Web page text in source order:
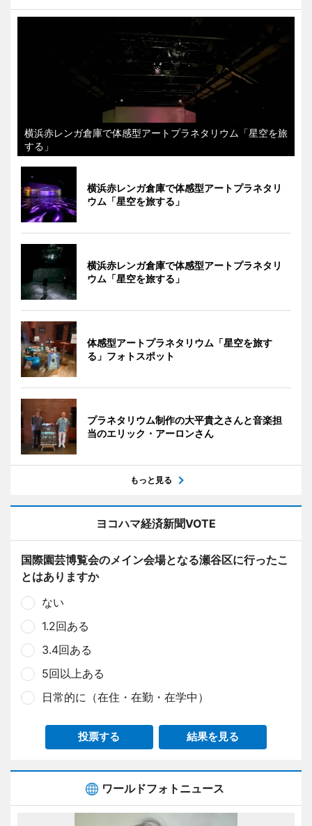
横浜赤レンガ倉庫で体感型アートプラネタリウム「星空を旅
する」
横浜赤レンガ倉庫で体感型アートプラネタリ
ウム「星空を旅する」
横浜赤レンガ倉庫で体感型アートプラネタリ
ウム「星空を旅する」
体感型アートプラネタリウム「星空を旅す
る」フォトスポット
プラネタリウム制作の大平貴之さんと音楽担
当のエリック・アーロンさん
もっと見る
ヨコハマ経済新聞VOTE
国際園芸博覧会のメイン会場となる瀬谷区に行ったこ
とはありますか
ない
1.2回ある
3.4回ある
5回以上ある
日常的に（在住・在勤・在学中）
投票する 結果を見る
ワールドフォトニュース